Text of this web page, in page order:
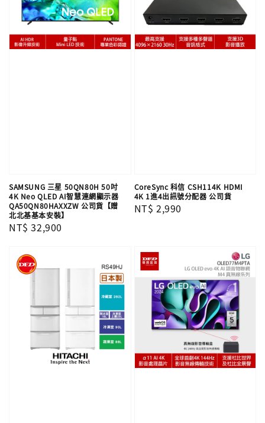
SAMSUNG 三星 50QN80H 50吋
4K Neo QLED AI智慧連網顯示器
QA50QN80HAXXZW 公司貨【贈
北北基基本安裝】
Regular
NT$ 32,900
CoreSync 科信 CSH114K HDMI
4K 1進4出訊號分配器 公司貨
Regular
NT$ 2,990